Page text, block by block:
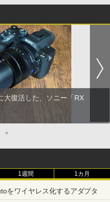
大復活した、ソニー「RX
●
1週間 1カ月
をワイヤレス化するアダプタ